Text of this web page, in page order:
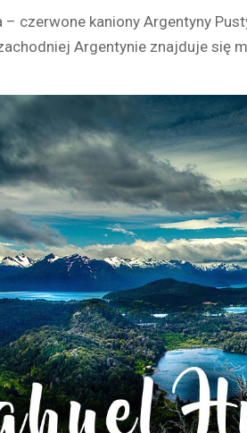
– czerwone kaniony Argentyny
Argentynie znajduje się